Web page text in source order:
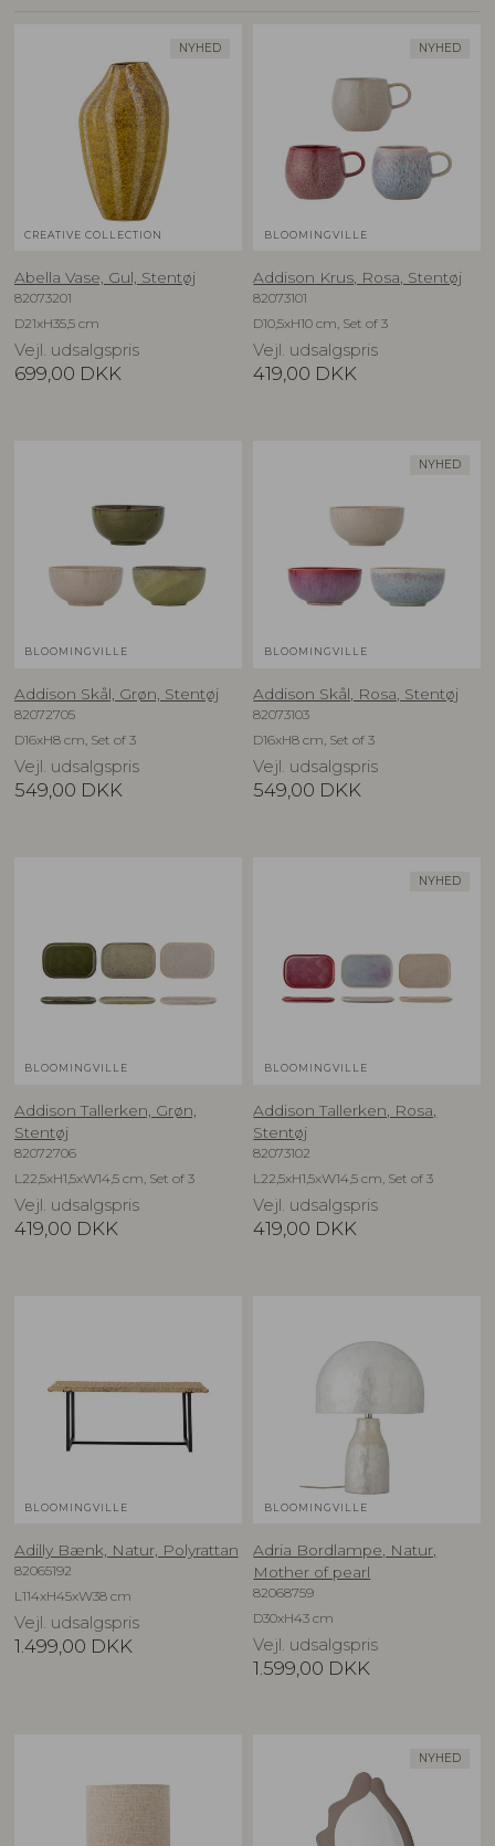
NYHED
CREATIVE COLLECTION
Abella Vase, Gul, Stentøj
82073201
D21xH35,5 cm
Vejl. udsalgspris
699,00 DKK
NYHED
BLOOMINGVILLE
Addison Krus, Rosa, Stentøj
82073101
D10,5xH10 cm, Set of 3
Vejl. udsalgspris
419,00 DKK
BLOOMINGVILLE
Addison Skål, Grøn, Stentøj
82072705
D16xH8 cm, Set of 3
Vejl. udsalgspris
549,00 DKK
NYHED
BLOOMINGVILLE
Addison Skål, Rosa, Stentøj
82073103
D16xH8 cm, Set of 3
Vejl. udsalgspris
549,00 DKK
BLOOMINGVILLE
Addison Tallerken, Grøn,
Stentøj
82072706
L22,5xH1,5xW14,5 cm, Set of 3
Vejl. udsalgspris
419,00 DKK
NYHED
BLOOMINGVILLE
Addison Tallerken, Rosa,
Stentøj
82073102
L22,5xH1,5xW14,5 cm, Set of 3
Vejl. udsalgspris
419,00 DKK
BLOOMINGVILLE
Adilly Bænk, Natur, Polyrattan
82065192
L114xH45xW38 cm
Vejl. udsalgspris
1.499,00 DKK
BLOOMINGVILLE
Adria Bordlampe, Natur,
Mother of pearl
82068759
D30xH43 cm
Vejl. udsalgspris
1.599,00 DKK
NYHED